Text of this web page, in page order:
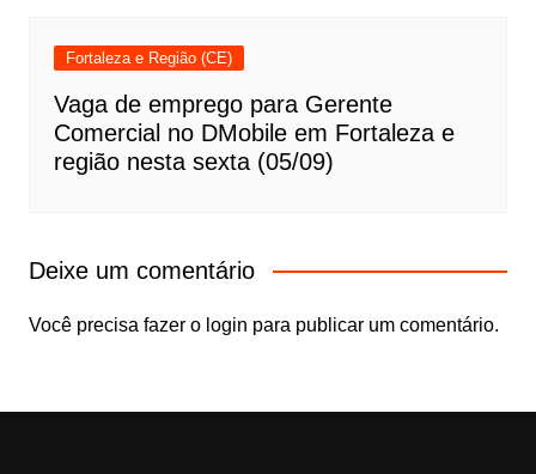
Fortaleza e Região (CE)
Vaga de emprego para Gerente
Comercial no DMobile em Fortaleza e
região nesta sexta (05/09)
Deixe um comentário
Você precisa fazer o login para publicar um comentário.